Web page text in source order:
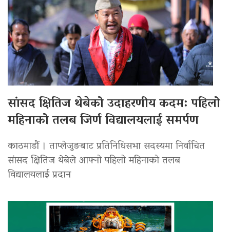
सांसद क्षितिज थेबेको उदाहरणीय कदम: पहिलो
महिनाको तलब जिर्ण विद्यालयलाई समर्पण
काठमाडौं । ताप्लेजुङबाट प्रतिनिधिसभा सदस्यमा निर्वाचित
सांसद क्षितिज थेबेले आफ्नो पहिलो महिनाको तलब
विद्यालयलाई प्रदान